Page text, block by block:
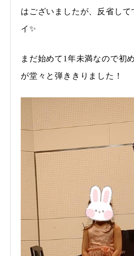
はございましたが、反省して
イ✨
まだ始めて1年未満なので初
が堂々と弾ききりました！